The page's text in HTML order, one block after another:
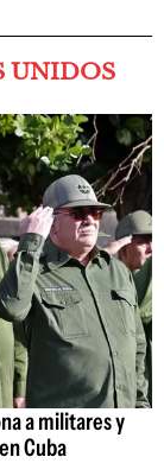
UNIDOS
a militares y
Cuba